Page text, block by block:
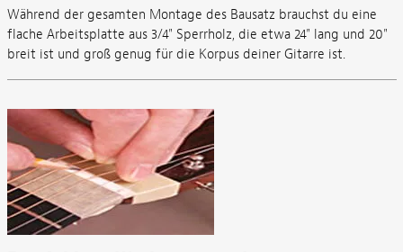
Während der gesamten Montage des Bausatz brauchst du eine
flache Arbeitsplatte aus 3/4" Sperrholz, die etwa 24" lang und 20"
breit ist und groß genug für die Korpus deiner Gitarre ist.